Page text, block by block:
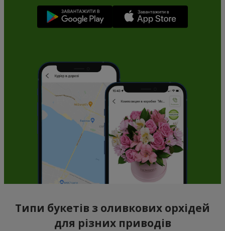
Типи букетів з оливкових орхідей
для різних приводів